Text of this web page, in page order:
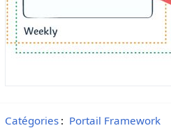
Catégories: Portail Framework